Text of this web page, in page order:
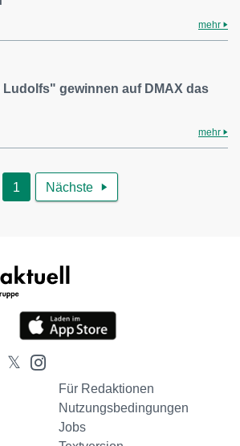
mehr
Ludolfs" gewinnen auf DMAX das
mehr
1 Nächste 
Für Redaktionen
Nutzungsbedingungen
Jobs